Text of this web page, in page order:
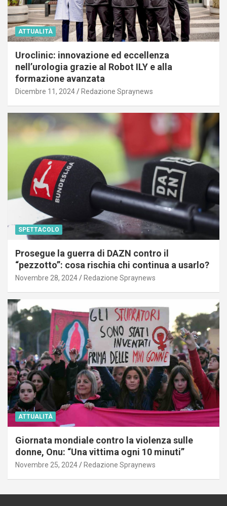
ATTUALITÀ
Uroclinic: innovazione ed eccellenza
nell’urologia grazie al Robot ILY e alla
formazione avanzata
Dicembre 11, 2024 Redazione Spraynews
SPETTACOLO
Prosegue la guerra di DAZN contro il
“pezzotto”: cosa rischia chi continua a usarlo?
Novembre 28, 2024 Redazione Spraynews
ATTUALITÀ
Giornata mondiale contro la violenza sulle
donne, Onu: “Una vittima ogni 10 minuti”
Novembre 25, 2024 Redazione Spraynews